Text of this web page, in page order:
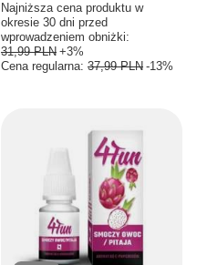
Najniższa cena produktu w
okresie 30 dni przed
wprowadzeniem obniżki:
31,99 PLN +3%
Cena regularna: 37,99 PLN -13%